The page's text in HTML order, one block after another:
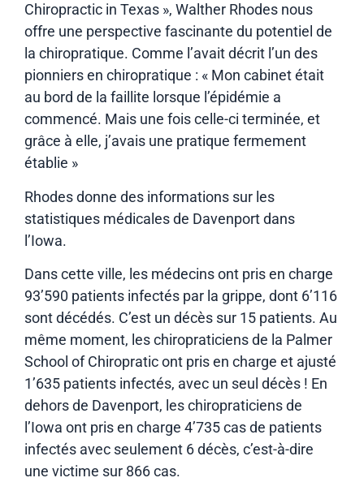
Chiropractic in Texas », Walther Rhodes nous
offre une perspective fascinante du potentiel de
la chiropratique. Comme l’avait décrit l’un des
pionniers en chiropratique : « Mon cabinet était
au bord de la faillite lorsque l’épidémie a
commencé. Mais une fois celle-ci terminée, et
grâce à elle, j’avais une pratique fermement
établie »
Rhodes donne des informations sur les
statistiques médicales de Davenport dans
l’Iowa.
Dans cette ville, les médecins ont pris en charge
93’590 patients infectés par la grippe, dont 6’116
sont décédés. C’est un décès sur 15 patients. Au
même moment, les chiropraticiens de la Palmer
School of Chiropratic ont pris en charge et ajusté
1’635 patients infectés, avec un seul décès ! En
dehors de Davenport, les chiropraticiens de
l’Iowa ont pris en charge 4’735 cas de patients
infectés avec seulement 6 décès, c’est-à-dire
une victime sur 866 cas.